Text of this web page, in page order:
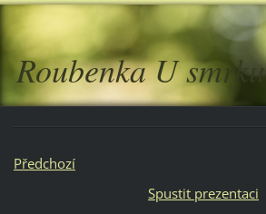
Roubenka U smrku
Předchozí
Spustit prezentaci